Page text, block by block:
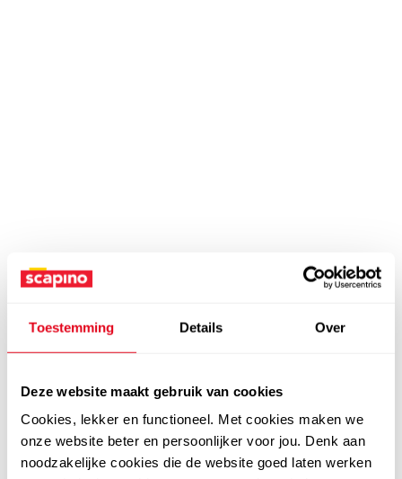
Toestemming Details Over
Deze website maakt gebruik van cookies
Cookies, lekker en functioneel. Met cookies maken we
onze website beter en persoonlijker voor jou. Denk aan
noodzakelijke cookies die de website goed laten werken